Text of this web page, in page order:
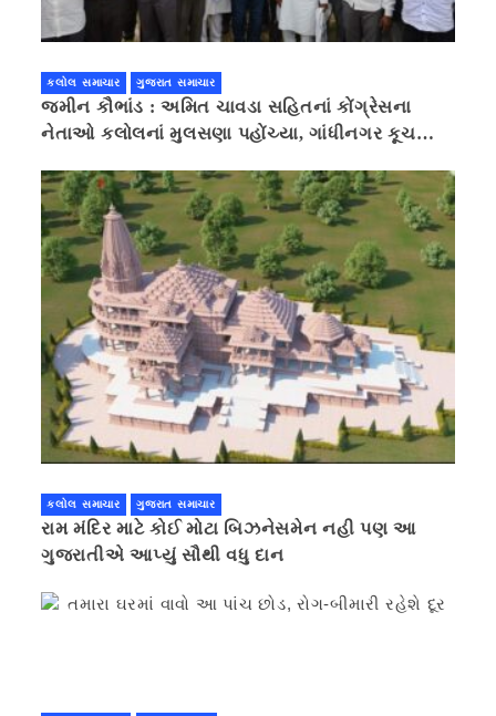
કલોલ સમાચાર ગુજરાત સમાચાર
જમીન કૌભાંડ : અમિત ચાવડા સહિતનાં કોંગ્રેસના
નેતાઓ કલોલનાં મુલસણા પહોંચ્યા, ગાંધીનગર કૂચ
કલોલ સમાચાર ગુજરાત સમાચાર
રામ મંદિર માટે કોઈ મોટા બિઝનેસમેન નહી પણ આ
ગુજરાતીએ આપ્યું સૌથી વધુ દાન